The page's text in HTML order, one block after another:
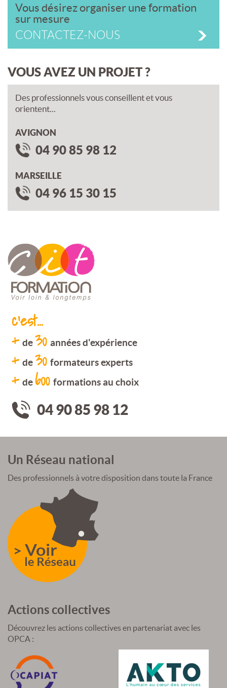
Vous désirez organiser une formation
sur mesure
CONTACTEZ-NOUS
VOUS AVEZ UN PROJET ?
Des professionnels vous conseillent et vous
orientent...
AVIGNON
04 90 85 98 12
MARSEILLE
04 96 15 30 15
c'est...
+ de30 années d'expérience
+ de30 formateurs experts
+ de600 formations au choix
04 90 85 98 12
Un Réseau national
Des professionnels à votre disposition dans toute la France
Actions collectives
Découvrez les actions collectives en partenariat avec les
OPCA :